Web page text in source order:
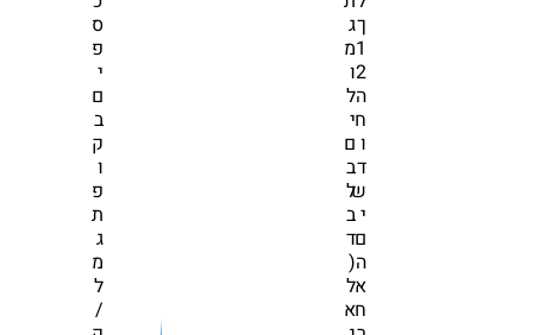
ך
1
2
ה
ח
ו
ד
ש
י
ם
ה
א
ח
ג
מ
ו
ל
י
ם
ב
ל
ב
ד
(
ל
א
ס
פ
י
ם
ב
ק
ו
פ
ת
ג
מ
ל
/